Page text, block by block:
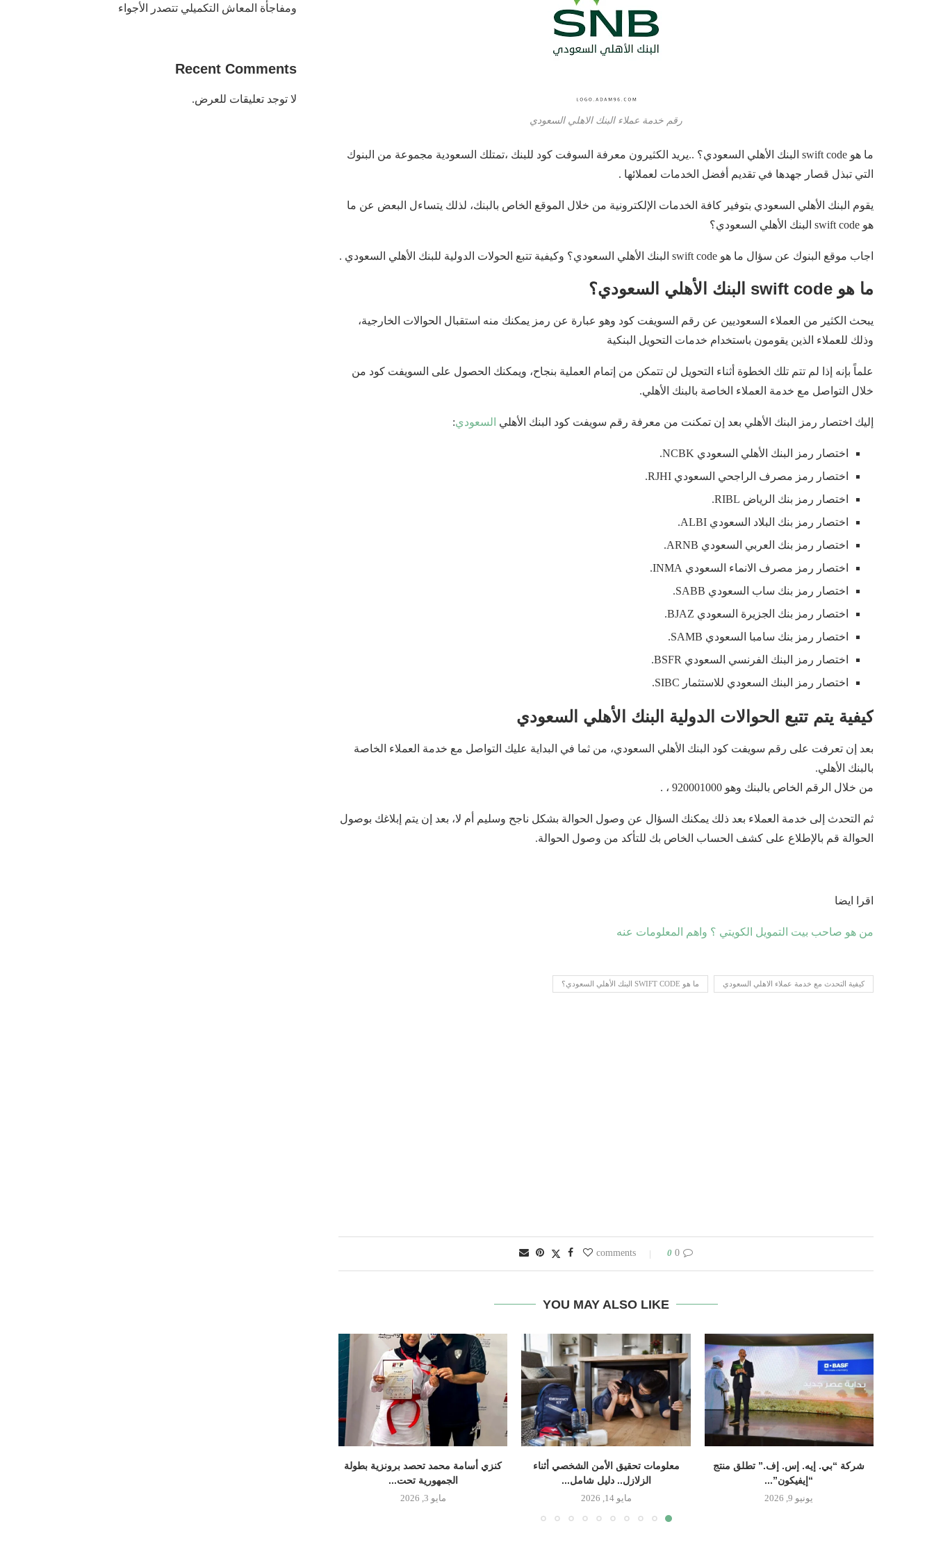
رقم خدمة عملاء البنك الاهلي السعودي
ما هو swift code البنك الأهلي السعودي؟ ..يريد الكثيرون معرفة السوفت كود للبنك ،تمتلك السعودية مجموعة من البنوك
التي تبذل قصار جهدها في تقديم أفضل الخدمات لعملائها .
يقوم البنك الأهلي السعودي بتوفير كافة الخدمات الإلكترونية من خلال الموقع الخاص بالبنك، لذلك يتساءل البعض عن ما
هو swift code البنك الأهلي السعودي؟
اجاب موقع البنوك عن سؤال ما هو swift code البنك الأهلي السعودي؟ وكيفية تتبع الحولات الدولية للبنك الأهلي السعودي .
ما هو swift code البنك الأهلي السعودي؟
يبحث الكثير من العملاء السعوديين عن رقم السويفت كود وهو عبارة عن رمز يمكنك منه استقبال الحوالات الخارجية،
وذلك للعملاء الذين يقومون باستخدام خدمات التحويل البنكية
علماً بإنه إذا لم تتم تلك الخطوة أثناء التحويل لن تتمكن من إتمام العملية بنجاح، ويمكنك الحصول على السويفت كود من
خلال التواصل مع خدمة العملاء الخاصة بالبنك الأهلي.
إليك اختصار رمز البنك الأهلي بعد إن تمكنت من معرفة رقم سويفت كود البنك الأهلي السعودي:
اختصار رمز البنك الأهلي السعودي NCBK.
اختصار رمز مصرف الراجحي السعودي RJHI.
اختصار رمز بنك الرياض RIBL.
اختصار رمز بنك البلاد السعودي ALBI.
اختصار رمز بنك العربي السعودي ARNB.
اختصار رمز مصرف الانماء السعودي INMA.
اختصار رمز بنك ساب السعودي SABB.
اختصار رمز بنك الجزيرة السعودي BJAZ.
اختصار رمز بنك سامبا السعودي SAMB.
اختصار رمز البنك الفرنسي السعودي BSFR.
اختصار رمز البنك السعودي للاستثمار SIBC.
كيفية يتم تتبع الحوالات الدولية البنك الأهلي السعودي
بعد إن تعرفت على رقم سويفت كود البنك الأهلي السعودي، من ثما في البداية عليك التواصل مع خدمة العملاء الخاصة
بالبنك الأهلي.
من خلال الرقم الخاص بالبنك وهو 920001000 ، .
ثم التحدث إلى خدمة العملاء بعد ذلك يمكنك السؤال عن وصول الحوالة بشكل ناجح وسليم أم لا، بعد إن يتم إبلاغك بوصول
الحوالة قم بالإطلاع على كشف الحساب الخاص بك للتأكد من وصول الحوالة.
اقرا ايضا
من هو صاحب بيت التمويل الكويتي ؟ واهم المعلومات عنه
كيفية التحدث مع خدمة عملاء الاهلي السعودي ما هو SWIFT CODE البنك الأهلي السعودي؟
0 comments
0
YOU MAY ALSO LIKE
شركة “بي. إيه. إس. إف.” تطلق منتج
“إيفيكون”...
يونيو 9, 2026
معلومات تحقيق الأمن الشخصي أثناء
الزلازل.. دليل شامل...
مايو 14, 2026
كنزي أسامة محمد تحصد برونزية بطولة
الجمهورية تحت...
مايو 3, 2026
ومفاجأة المعاش التكميلي تتصدر الأجواء
Recent Comments
لا توجد تعليقات للعرض.